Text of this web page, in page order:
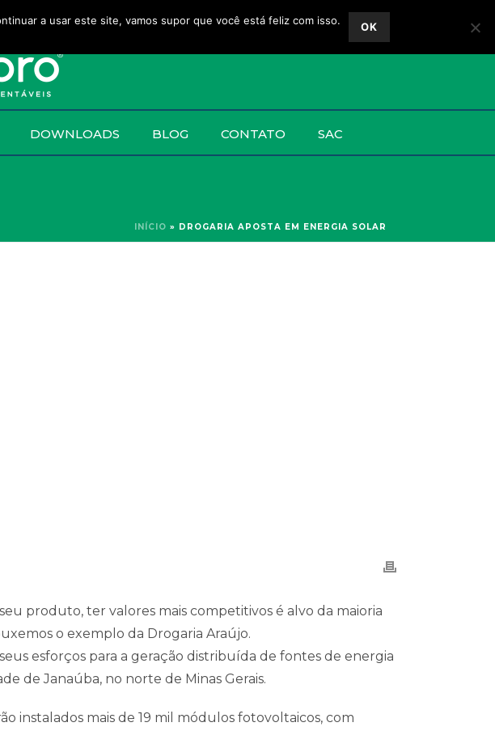
DOWNLOADS BLOG CONTATO SAC
INÍCIO » DROGARIA APOSTA EM ENERGIA SOLAR
produto, ter valores mais competitivos é alvo da maioria
o exemplo da Drogaria Araújo.
esforços para a geração distribuída de fontes de energia
de Janaúba, no norte de Minas Gerais.
instalados mais de 19 mil módulos fotovoltaicos, com
a usar este site, vamos supor que você está feliz com isso. OK